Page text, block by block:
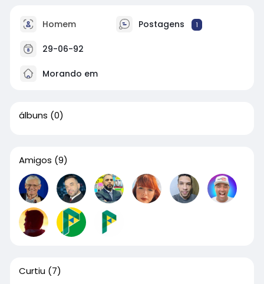
Homem Postagens 1
29-06-92
Morando em
álbuns (0)
Amigos (9)
Curtiu (7)